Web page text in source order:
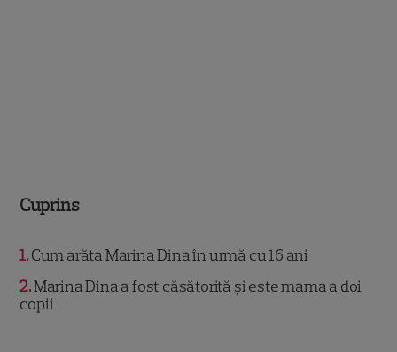
Cuprins
1 Cum arăta Marina Dina în urmă cu 16 ani
2 Marina Dina a fost căsătorită și este mama a doi
copii